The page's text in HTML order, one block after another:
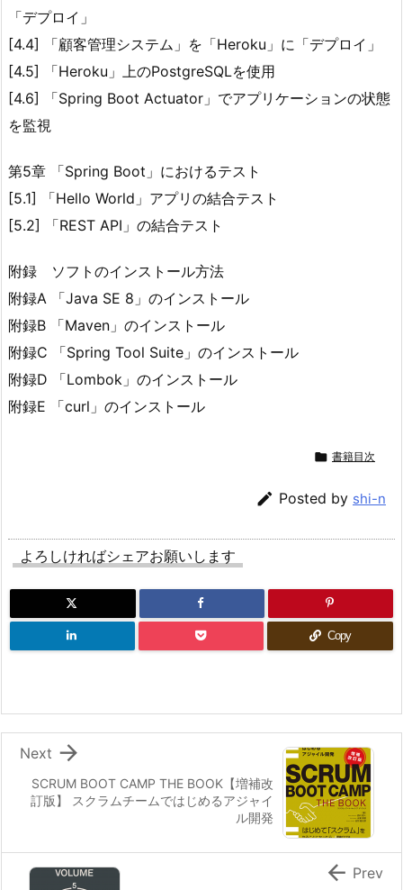
「デプロイ」
[4.4] 「顧客管理システム」を「Heroku」に「デプロイ」
[4.5] 「Heroku」上のPostgreSQLを使用
[4.6] 「Spring Boot Actuator」でアプリケーションの状態
を監視
第5章 「Spring Boot」におけるテスト
[5.1] 「Hello World」アプリの結合テスト
[5.2] 「REST API」の結合テスト
附録 ソフトのインストール方法
附録A 「Java SE 8」のインストール
附録B 「Maven」のインストール
附録C 「Spring Tool Suite」のインストール
附録D 「Lombok」のインストール
附録E 「curl」のインストール
 書籍目次
 Posted by shi-n
よろしければシェアお願いします
Copy
SCRUM BOOT CAMP THE BOOK【増補改
訂版】 スクラムチームではじめるアジャイ
ル開発

Next
 Prev